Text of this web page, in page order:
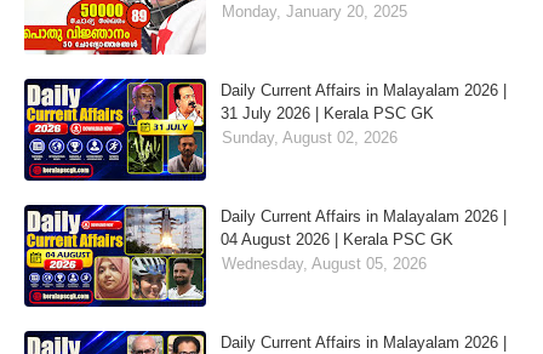
Monday, January 20, 2025
Daily Current Affairs in Malayalam 2026 |
31 July 2026 | Kerala PSC GK
Sunday, August 02, 2026
Daily Current Affairs in Malayalam 2026 |
04 August 2026 | Kerala PSC GK
Wednesday, August 05, 2026
Daily Current Affairs in Malayalam 2026 |